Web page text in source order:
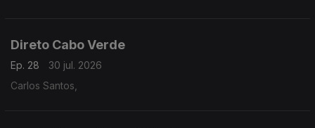
Direto Cabo Verde
Ep. 28
30 jul. 2026
Carlos Santos,